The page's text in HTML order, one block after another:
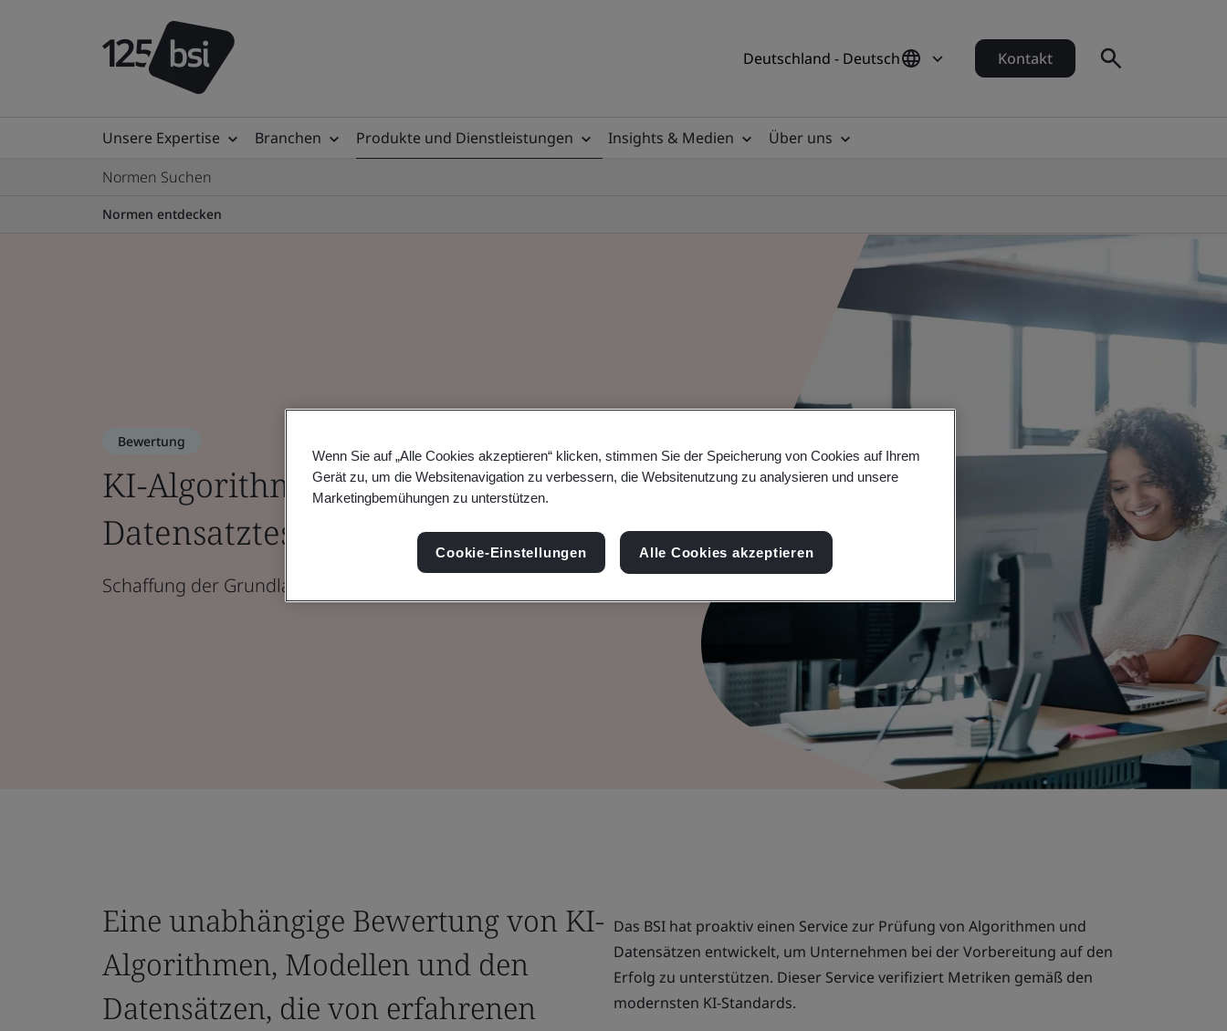
Deutschland - Deutsch Kontakt
Unsere Expertise Branchen Produkte und Dienstleistungen Insights & Medien
Über uns
Normen Suchen
Normen entdecken
Bewertung
KI-Algorithmus-Audits &
Datensatztests
Schaffung der Grundlagen einer vertrauenswürdigen KI.
Eine unabhängige Bewertung von KI-
Algorithmen, Modellen und den
Datensätzen, die von erfahrenen
Das BSI hat proaktiv einen Service zur Prüfung von Algorithmen und
Datensätzen entwickelt, um Unternehmen bei der Vorbereitung auf den
Erfolg zu unterstützen. Dieser Service verifiziert Metriken gemäß den
modernsten KI-Standards.
Wenn Sie auf „Alle Cookies akzeptieren“ klicken, stimmen Sie der Speicherung von Cookies auf Ihrem
Gerät zu, um die Websitenavigation zu verbessern, die Websitenutzung zu analysieren und unsere
Marketingbemühungen zu unterstützen.
Cookie-Einstellungen Alle Cookies akzeptieren